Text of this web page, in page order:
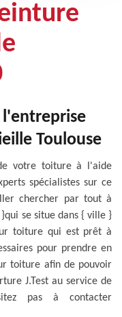
Toulouse
votre toiture à l'aide
spécialistes sur ce
chercher par tout à
se situe dans { ville }
toiture qui est prêt à
pour prendre en
toiture afin de pouvoir
J.Test au service de
pas à contacter